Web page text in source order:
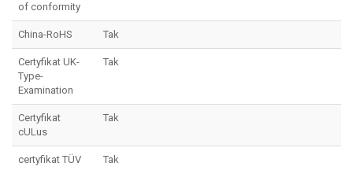
of conformity
China-RoHS Tak
Certyfikat UK-
Type-
Examination
Tak
Certyfikat
cULus
Tak
certyfikat TÜV Tak